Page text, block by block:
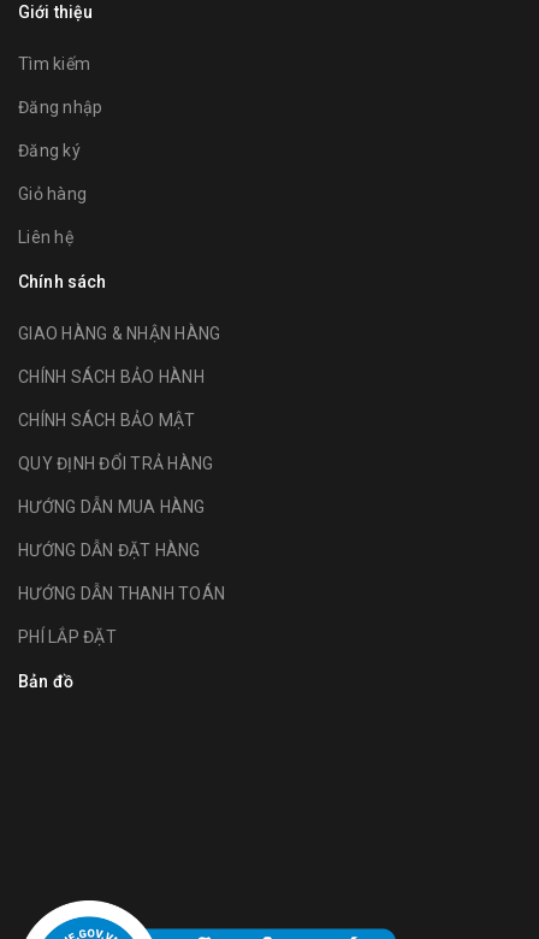
Giới thiệu
Tìm kiếm
Đăng nhập
Đăng ký
Giỏ hàng
Liên hệ
Chính sách
GIAO HÀNG & NHẬN HÀNG
CHÍNH SÁCH BẢO HÀNH
CHÍNH SÁCH BẢO MẬT
QUY ĐỊNH ĐỔI TRẢ HÀNG
HƯỚNG DẪN MUA HÀNG
HƯỚNG DẪN ĐẶT HÀNG
HƯỚNG DẪN THANH TOÁN
PHÍ LẮP ĐẶT
Bản đồ